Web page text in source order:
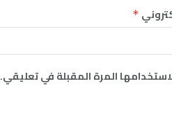
*
المرة المقبلة في تعليقي.